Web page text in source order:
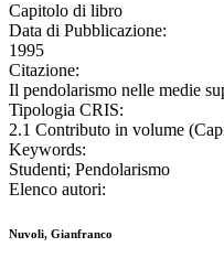
Capitolo di libro
Data di Pubblicazione:
1995
Citazione:
Il pendolarismo nelle medie
Tipologia CRIS:
2.1 Contributo in volume
Keywords:
Studenti; Pendolarismo
Elenco autori:
Nuvoli, Gianfranco